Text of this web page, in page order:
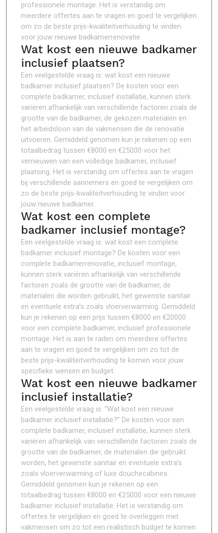
professionele montage. Het is verstandig om
meerdere offertes aan te vragen en goed te vergelijken
om zo de beste prijs-kwaliteitverhouding te vinden
voor jouw nieuwe badkamerrenovatie.
Wat kost een nieuwe badkamer
inclusief plaatsen?
Een veelgestelde vraag is: wat kost een nieuwe
badkamer inclusief plaatsen? De kosten voor een
complete badkamer, inclusief installatie, kunnen sterk
variëren afhankelijk van verschillende factoren zoals de
grootte van de badkamer, de gekozen materialen en
het arbeidsloon van de vakmensen die de renovatie
uitvoeren. Gemiddeld genomen kun je rekenen op een
totaalbedrag tussen €8000 en €25000 voor het
vernieuwen van een volledige badkamer, inclusief
plaatsing. Het is verstandig om offertes aan te vragen
bij verschillende aannemers en goed te vergelijken om
zo de beste prijs-kwaliteitverhouding te vinden voor
jouw nieuwe badkamer.
Wat kost een complete
badkamer inclusief montage?
Een veelgestelde vraag is: wat kost een complete
badkamer inclusief montage? De kosten voor een
complete badkamerrenovatie, inclusief montage,
kunnen sterk variëren afhankelijk van verschillende
factoren zoals de grootte van de badkamer, de
materialen die worden gebruikt, het gewenste sanitair
en eventuele extra’s zoals vloerverwarming. Gemiddeld
kun je rekenen op een prijs tussen €8000 en €20000
voor een complete badkamer, inclusief professionele
montage. Het is aan te raden om meerdere offertes
aan te vragen en goed te vergelijken om zo tot de
beste prijs-kwaliteitverhouding te komen voor jouw
specifieke wensen en budget.
Wat kost een nieuwe badkamer
inclusief installatie?
Een veelgestelde vraag is: “Wat kost een nieuwe
badkamer inclusief installatie?” De kosten voor een
complete badkamer, inclusief installatie, kunnen sterk
variëren afhankelijk van verschillende factoren zoals de
grootte van de badkamer, de materialen die gebruikt
worden, het gewenste sanitair en eventuele extra’s
zoals vloerverwarming of luxe douchecabines.
Gemiddeld genomen kun je rekenen op een
totaalbedrag tussen €8000 en €25000 voor een nieuwe
badkamer inclusief installatie. Het is verstandig om
offertes te vergelijken en goed te overleggen met
vakmensen om zo tot een realistisch budget te komen